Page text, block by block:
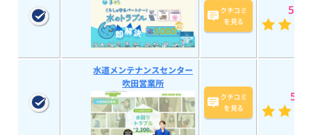
クチコミ
を見る
5
水道メンテナンスセンター
吹田営業所
クチコミ
を見る
5